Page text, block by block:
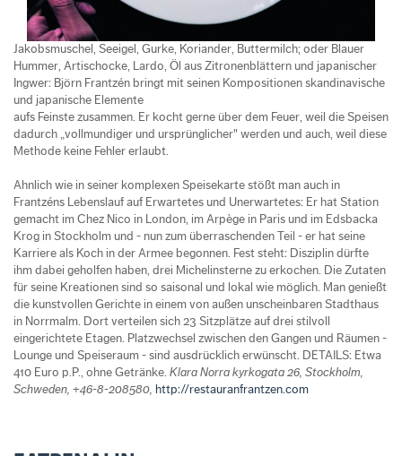
Jakobsmuschel, Seeigel, Gurke, Koriander, Buttermilch; oder Blauer
Hummer, Artischocke, Lardo, Öl aus Zitronenblättern und japanischer
Ingwer: Björn Frantzén bringt mit seinen Kompositionen skandinavische
und japanische Elemente
aufs Feinste zusammen. Er kocht gerne über dem Feuer, weil die Speisen
dadurch „vollmundiger und ursprünglicher" werden und auch, weil diese
Methode keine Fehler erlaubt.
Ahnlich wie in seiner komplexen Speisekarte stößt man auch in
Frantzéns Lebenslauf auf Erwartetes und Unerwartetes: Er hat Station
gemacht im Chez Nico in London, im Arpège in Paris und im Edsbacka
Krog in Stockholm und - nun zum überraschenden Teil - er hat seine
Karriere als Koch in der Armee begonnen. Fest steht: Disziplin dürfte
ihm dabei geholfen haben, drei Michelinsterne zu erkochen. Die Zutaten
für seine Kreationen sind so saisonal und lokal wie möglich. Man genießt
die kunstvollen Gerichte in einem von außen unscheinbaren Stadthaus
in Norrmalm. Dort verteilen sich 23 Sitzplätze auf drei stilvoll
eingerichtete Etagen. Platzwechsel zwischen den Gangen und Räumen -
Lounge und Speiseraum - sind ausdrücklich erwünscht. DETAILS: Etwa
410 Euro p.P., ohne Getränke. Klara Norra kyrkogata 26, Stockholm,
Schweden, +46-8-208580, http://restauranfrantzen.com